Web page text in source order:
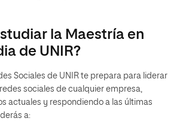
la Maestría en
de UNIR?
Sociales de UNIR te prepara para liderar
sociales de cualquier empresa,
actuales y respondiendo a las últimas
a: